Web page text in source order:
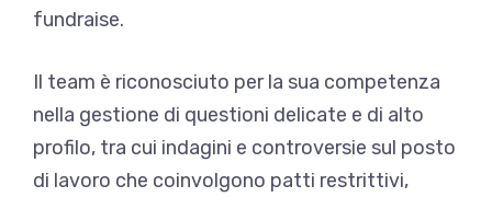
fundraise.
Il team è riconosciuto per la sua competenza
nella gestione di questioni delicate e di alto
profilo, tra cui indagini e controversie sul posto
di lavoro che coinvolgono patti restrittivi,